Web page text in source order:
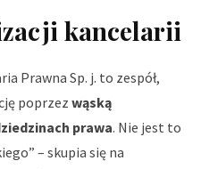
kancelarii
Prawna Sp. j. to zespół,
poprzez wąską
prawa. Nie jest to
– skupia się na